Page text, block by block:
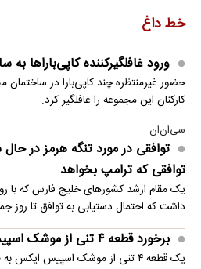
خط داغ
ورود غافلگیرکننده کاپی‌باراها
حضور غیرمنتظره چند کاپی‌بارا در ساختمان
کارکنان این مجموعه را غافلگیر کرد.
سی‌ان‌ان:
توافقی در مورد تنگه هرمز در
توافقی که ترامپ بخواهد
یک مقام ارشد کشورهای خلیج فارس که با
داشت که احتمال دستیابی به توافق تا روز جمعه
برخورد قطعه ۴ تنی از موشک اسپیس ایکس به ماه
یک قطعه ۴ تنی از موشک اسپیس ایکس به طور غیر عمد به ماه برخورد کرد.